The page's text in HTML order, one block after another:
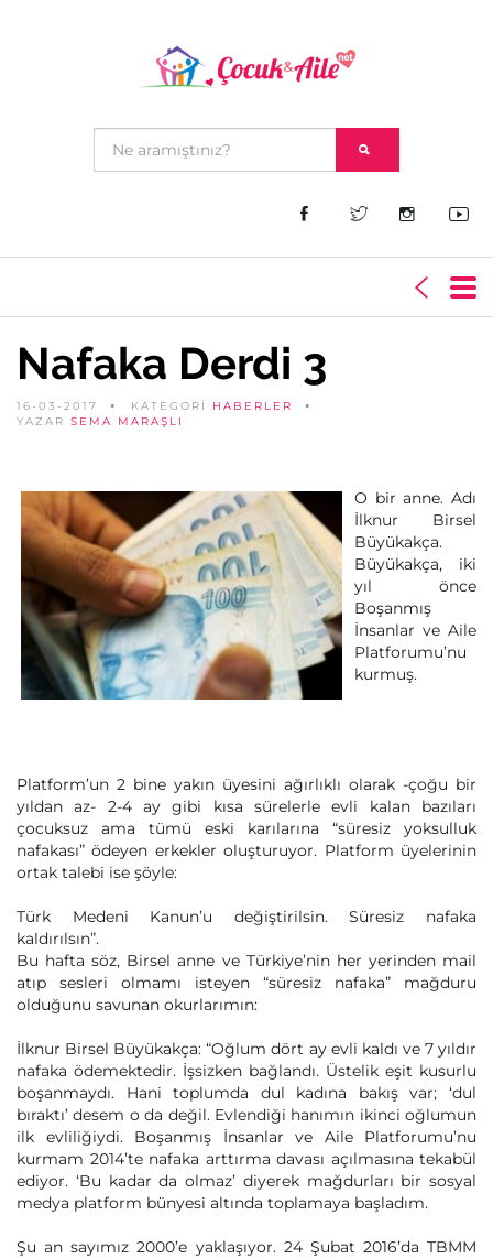
Nafaka Derdi 3
16-03-2017 KATEGORİ HABERLER
YAZAR SEMA MARAŞLI
O bir anne. Adı
İlknur Birsel
Büyükakça.
Büyükakça, iki
yıl önce
Boşanmış
İnsanlar ve Aile
Platforumu’nu
kurmuş.
Platform’un 2 bine yakın üyesini ağırlıklı olarak -çoğu bir
yıldan az- 2-4 ay gibi kısa sürelerle evli kalan bazıları
çocuksuz ama tümü eski karılarına “süresiz yoksulluk
nafakası” ödeyen erkekler oluşturuyor. Platform üyelerinin
ortak talebi ise şöyle:
Türk Medeni Kanun’u değiştirilsin. Süresiz nafaka
kaldırılsın”.
Bu hafta söz, Birsel anne ve Türkiye’nin her yerinden mail
atıp sesleri olmamı isteyen “süresiz nafaka” mağduru
olduğunu savunan okurlarımın:
İlknur Birsel Büyükakça: “Oğlum dört ay evli kaldı ve 7 yıldır
nafaka ödemektedir. İşsizken bağlandı. Üstelik eşit kusurlu
boşanmaydı. Hani toplumda dul kadına bakış var; ‘dul
bıraktı’ desem o da değil. Evlendiği hanımın ikinci oğlumun
ilk evliliğiydi. Boşanmış İnsanlar ve Aile Platforumu’nu
kurmam 2014’te nafaka arttırma davası açılmasına tekabül
ediyor. ‘Bu kadar da olmaz’ diyerek mağdurları bir sosyal
medya platform bünyesi altında toplamaya başladım.
Şu an sayımız 2000’e yaklaşıyor. 24 Şubat 2016’da TBMM